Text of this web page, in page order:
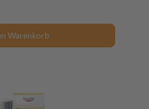
Warenkorb